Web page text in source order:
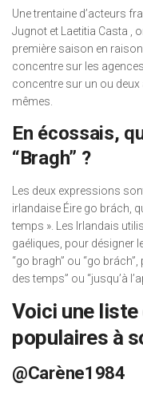
Une trentaine d’acteurs
Jugnot et Laetitia Casta ,
première saison en
concentre sur les
concentre sur un ou
mêmes.
En écossais,
“Bragh” ?
Les deux expressions
irlandaise Éire go brách,
temps ». Les Irlandais
gaéliques, pour désigner
“go bragh” ou “go
des temps” ou “jusqu’à
Voici une
populaires à
@Carène1984